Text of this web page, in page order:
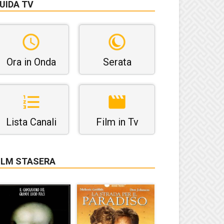
TV
Ora in Onda Serata
Lista Canali Film in Tv
STASERA